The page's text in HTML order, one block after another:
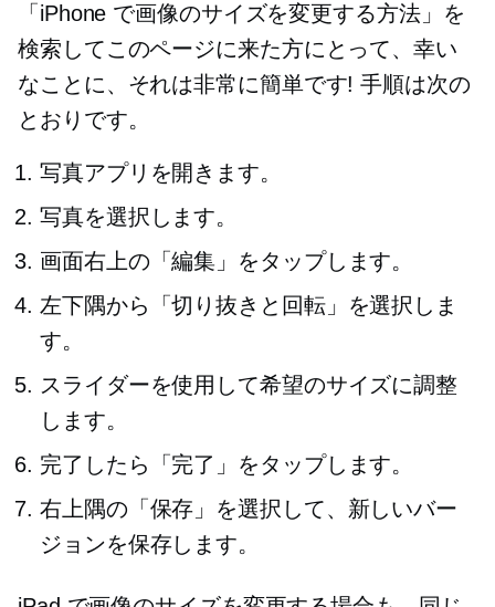
「iPhone で画像のサイズを変更する方法」を
検索してこのページに来た方にとって、幸い
なことに、それは非常に簡単です! 手順は次の
とおりです。
写真アプリを開きます。
写真を選択します。
画面右上の「編集」をタップします。
左下隅から「切り抜きと回転」を選択しま
す。
スライダーを使用して希望のサイズに調整
します。
完了したら「完了」をタップします。
右上隅の「保存」を選択して、新しいバー
ジョンを保存します。